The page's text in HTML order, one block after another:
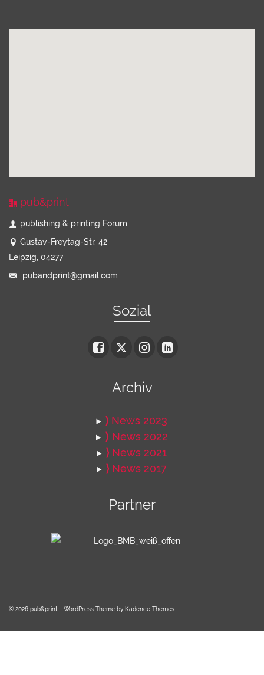
pub&print
publishing & printing Forum
Gustav-Freytag-Str. 42
Leipzig, 04277
pubandprint@gmail.com
Sozial
Archiv
⟩ News 2023
⟩ News 2022
⟩ News 2021
⟩ News 2017
Partner
© 2026 pub&print - WordPress Theme by Kadence Themes